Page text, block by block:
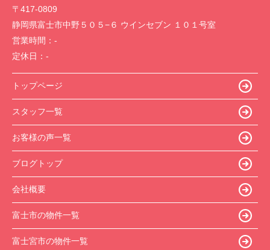
〒417-0809
静岡県富士市中野５０５−６ ウインセブン １０１号室
営業時間： -
定休日： -
トップページ
スタッフ一覧
お客様の声一覧
ブログトップ
会社概要
富士市の物件一覧
富士宮市の物件一覧